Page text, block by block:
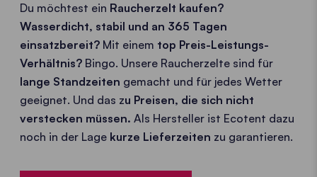
Du möchtest ein Raucherzelt kaufen?
Wasserdicht, stabil und an 365 Tagen
einsatzbereit? Mit einem top Preis-Leistungs-
Verhältnis? Bingo. Unsere Raucherzelte sind für
lange Standzeiten gemacht und für jedes Wetter
geeignet. Und das zu Preisen, die sich nicht
verstecken müssen. Als Hersteller ist Ecotent dazu
noch in der Lage kurze Lieferzeiten zu garantieren.